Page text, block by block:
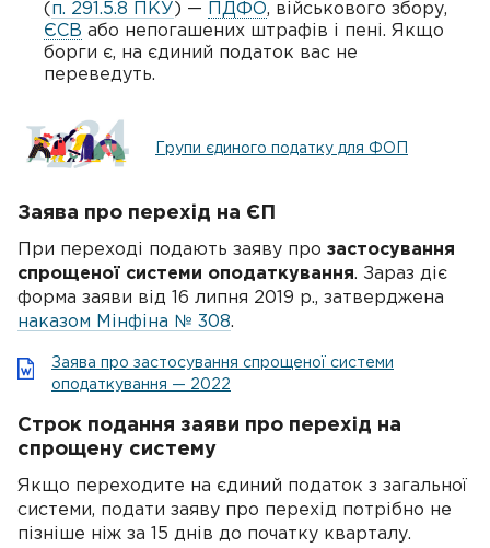
( п. 291.5.8 ПКУ ) — ПДФО, військового збору,
ЄСВ або непогашених штрафів і пені. Якщо
борги є, на єдиний податок вас не
переведуть.
Групи єдиного податку для ФОП
Заява про перехід на ЄП
При переході подають заяву про застосування
спрощеної системи оподаткування. Зараз діє
форма заяви від 16 липня 2019 р., затверджена
наказом Мінфіна № 308.
Заява про застосування спрощеної системи
оподаткування — 2022
Строк подання заяви про перехід на
спрощену систему
Якщо переходите на єдиний податок з загальної
системи, подати заяву про перехід потрібно не
пізніше ніж за 15 днів до початку кварталу.